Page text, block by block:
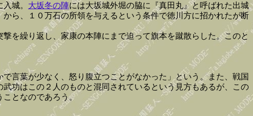
城。 大坂冬の陣には大坂城外堀の脇に『真田丸』と呼ばれた出城
ら、１０万石の所領を与えるという条件で徳川方に招かれたが断
を繰り返し、家康の本陣にまで迫って旗本を蹴散らした。このと
言葉が少なく、怒り腹立つことがなかった」という。また、戦国
功はこの２人のものと混同されているという見方もあるが、この
となのであろう。